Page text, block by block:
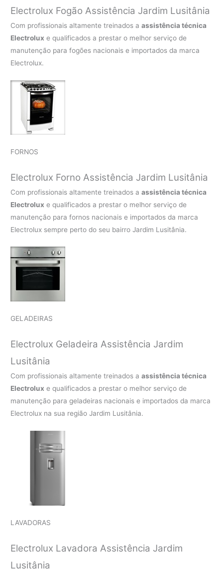
Electrolux Fogão Assistência Jardim Lusitânia
Com profissionais altamente treinados aassistência técnica
Electrolux e qualificados a prestar o melhor serviço de
manutenção para fogões nacionais e importados da marca
Electrolux.
FORNOS
Electrolux Forno Assistência Jardim Lusitânia
Com profissionais altamente treinados aassistência técnica
Electrolux e qualificados a prestar o melhor serviço de
manutenção para fornos nacionais e importados da marca
Electrolux sempre perto do seu bairro Jardim Lusitânia.
GELADEIRAS
Electrolux Geladeira Assistência Jardim
Lusitânia
Com profissionais altamente treinados aassistência técnica
Electrolux e qualificados a prestar o melhor serviço de
manutenção para geladeiras nacionais e importados da marca
Electrolux na sua região Jardim Lusitânia.
LAVADORAS
Electrolux Lavadora Assistência Jardim
Lusitânia